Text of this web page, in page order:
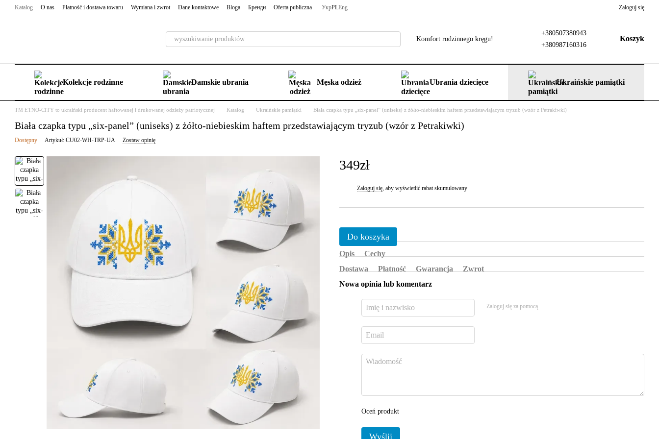
Przejdź do głównej treści
Katalog O nas Płatność i dostawa towaru Wymiana i zwrot Dane kontaktowe Bloga Бренди Oferta publiczna УкрPLEng Zaloguj się
Komfort rodzinnego kręgu!
+380507380943
+380987160316
Koszyk
Kolekcje rodzinne Damskie ubrania Męska odzież Ubrania dziecięce Ukraińskie pamiątki
TM ETNO-CITY to ukraiński producent haftowanej i drukowanej odzieży patriotycznej Katalog Ukraińskie pamiątki Biała czapka typu „six-panel” (uniseks) z żółto-niebieskim haftem przedstawiającym tryzub (wzór z Petrakiwki)
Biała czapka typu „six-panel” (uniseks) z żółto-niebieskim haftem przedstawiającym tryzub (wzór z Petrakiwki)
Dostępny Artykuł: CU02-WH-TRP-UA Zostaw opinię
349zł
Zaloguj się , aby wyświetlić rabat skumulowany
Do koszyka
Opis
Cechy
Dostawa
Płatność Gwarancja
Zwrot
Nowa opinia lub komentarz
Zaloguj się za pomocą
Oceń produkt
Wyślij